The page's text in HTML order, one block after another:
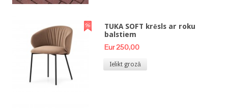
TUKA SOFT krēsls ar roku
balstiem
Eur 250,00
Ielikt grozā